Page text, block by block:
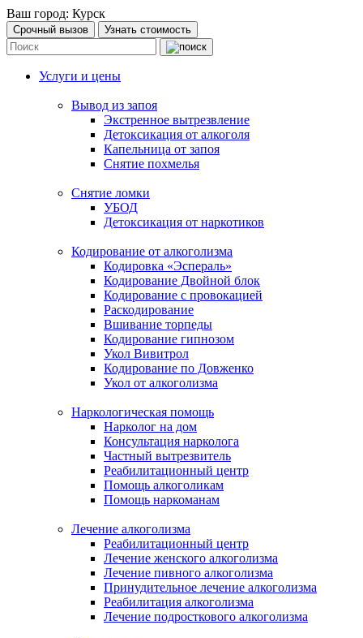
Ваш город: Курск
Срочный вызов Узнать стоимость
Услуги и цены
Вывод из запоя
Экстренное вытрезвление
Детоксикация от алкоголя
Капельница от запоя
Снятие похмелья
Снятие ломки
УБОД
Детоксикация от наркотиков
Кодирование от алкоголизма
Кодировка «Эспераль»
Кодирование Двойной блок
Кодирование с провокацией
Раскодирование
Вшивание торпеды
Кодирование гипнозом
Укол Вивитрол
Кодирование по Довженко
Укол от алкоголизма
Наркологическая помощь
Нарколог на дом
Консультация нарколога
Частный вытрезвитель
Реабилитационный центр
Помощь алкоголикам
Помощь наркоманам
Лечение алкоголизма
Реабилитационный центр
Лечение женского алкоголизма
Лечение пивного алкоголизма
Принудительное лечение алкоголизма
Реабилитация алкоголизма
Лечение подросткового алкоголизма